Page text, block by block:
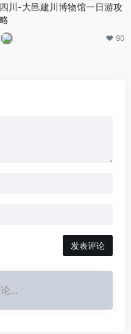
四川-大邑建川博物馆一日游攻
略
90
发表评论
...